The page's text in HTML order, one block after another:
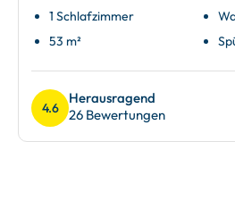
1 Schlafzimmer
53 m²
4.6
Herausragend
26 Bewertungen